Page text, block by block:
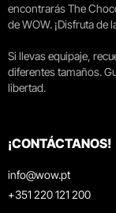
encontrarás The
de WOW. ¡Disfruta de
Si llevas equipaje,
diferentes tamaños.
libertad.
¡CONTÁCTANOS!
info@wow.pt
+351 220 121 200